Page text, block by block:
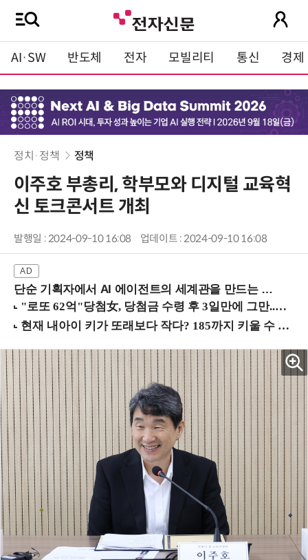
AI·SW 반도체 전자 모빌리티 통신 경제
정치·정책 정책
이주호 부총리, 학부모와 디지털 교육혁
신 토크콘서트 개최
발행일 : 2024-09-10 16:08 업데이트 : 2024-09-10 16:08
단순 기획자에서 AI 에이전트의 세계관을 만드는 지식 설계자로.. (8/20 강남역)